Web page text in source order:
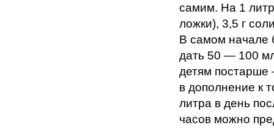
самим. На 1
ложки), 3,5 г
В самом начале
дать 50 — 100
детям
в дополнение к
литра в день
часов можно